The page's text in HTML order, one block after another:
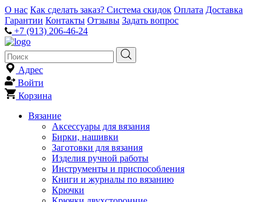
О нас Как сделать заказ? Система скидок Оплата Доставка
Гарантии Контакты Отзывы Задать вопрос
+7 (913) 206-46-24
Адрес
Войти
Корзина
Вязание
Аксессуары для вязания
Бирки, нашивки
Заготовки для вязания
Изделия ручной работы
Инструменты и приспособления
Книги и журналы по вязанию
Крючки